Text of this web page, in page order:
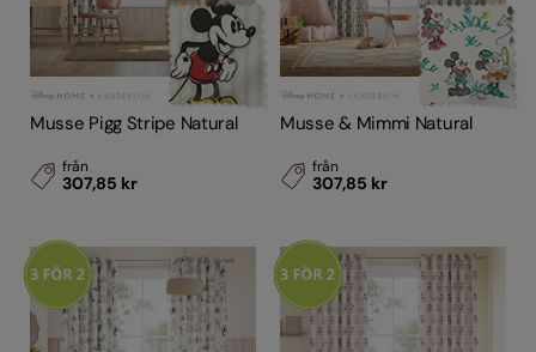
Musse Pigg Stripe Natural
från
307,85 kr
Musse & Mimmi Natural
från
307,85 kr